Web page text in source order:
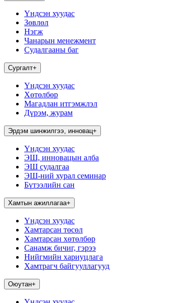
Үндсэн хуудас
Зөвлөл
Нэгж
Чанарын менежмент
Судалгааны баг
Сургалт+
Үндсэн хуудас
Хөтөлбөр
Магадлан итгэмжлэл
Дүрэм, журам
Эрдэм шинжилгээ, инновац+
Үндсэн хуудас
ЭШ, инновацын алба
ЭШ судалгаа
ЭШ-ний хурал семинар
Бүтээлийн сан
Хамтын ажиллагаа+
Үндсэн хуудас
Хамтарсан төсөл
Хамтарсан хөтөлбөр
Санамж бичиг, гэрээ
Нийгмийн хариуцлага
Хамтрагч байгууллагууд
Оюутан+